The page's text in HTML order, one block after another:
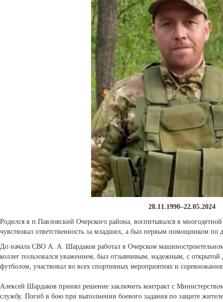
28.11.1990–22.05.2024
Родился в п.Павловский Очерского района, воспитывался в
чувствовал ответственность за младших, а был первым помощником по
До начала СВО А. А. Шардаков работал в Очерском
коллег пользовался уважением, был отзывчивым, надежным, с
футболом, участвовал во всех спортивных мероприятиях и
Алексей Шардаков принял решение заключить контракт с
службу. Погиб в бою при выполнении боевого задания по защите